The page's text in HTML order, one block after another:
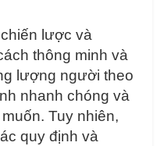
lược và
thông minh và
lượng người theo
nhanh chóng và
Tuy nhiên,
quy định và